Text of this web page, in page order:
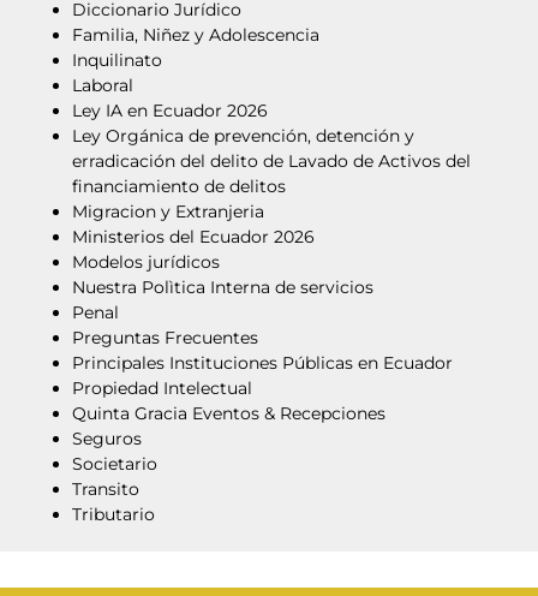
Diccionario Jurídico
Familia, Niñez y Adolescencia
Inquilinato
Laboral
Ley IA en Ecuador 2026
Ley Orgánica de prevención, detención y
erradicación del delito de Lavado de Activos del
financiamiento de delitos
Migracion y Extranjeria
Ministerios del Ecuador 2026
Modelos jurídicos
Nuestra Polìtica Interna de servicios
Penal
Preguntas Frecuentes
Principales Instituciones Públicas en Ecuador
Propiedad Intelectual
Quinta Gracia Eventos & Recepciones
Seguros
Societario
Transito
Tributario